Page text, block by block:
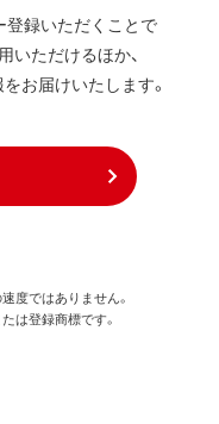
登録いただくことで
ただけるほか、
お届けいたします。
度ではありません。
は登録商標です。